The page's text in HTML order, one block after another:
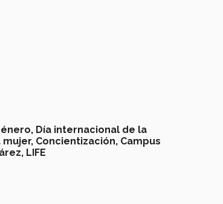
Día internacional de la
Concientización, Campus
LIFE